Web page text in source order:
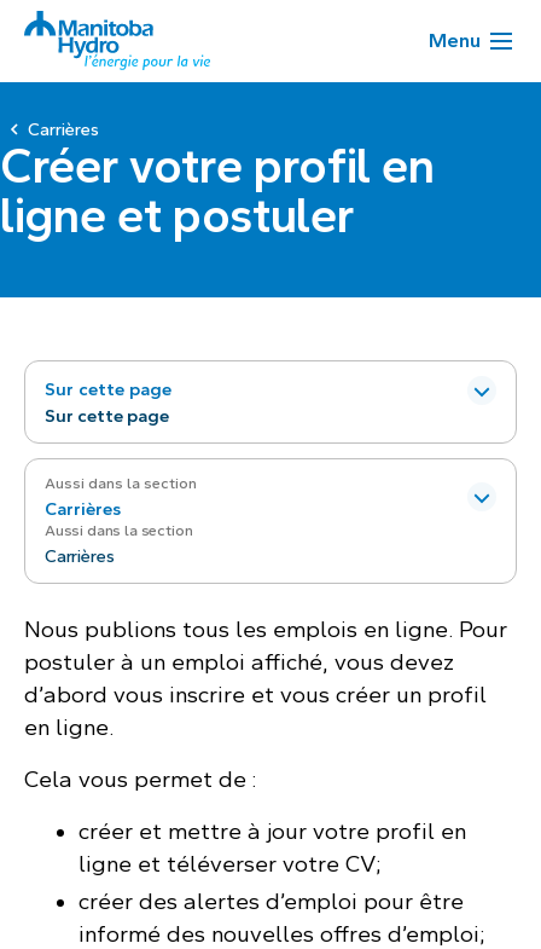
Menu
Carrières
Créer votre profil en
ligne et postuler
Sur cette page
Sur cette page
Aussi dans la section
Carrières
Aussi dans la section
Carrières
Nous publions tous les emplois en ligne. Pour
postuler à un emploi affiché, vous devez
d’abord vous inscrire et vous créer un profil
en ligne.
Cela vous permet de :
créer et mettre à jour votre profil en
ligne et téléverser votre CV;
créer des alertes d’emploi pour être
informé des nouvelles offres d’emploi;